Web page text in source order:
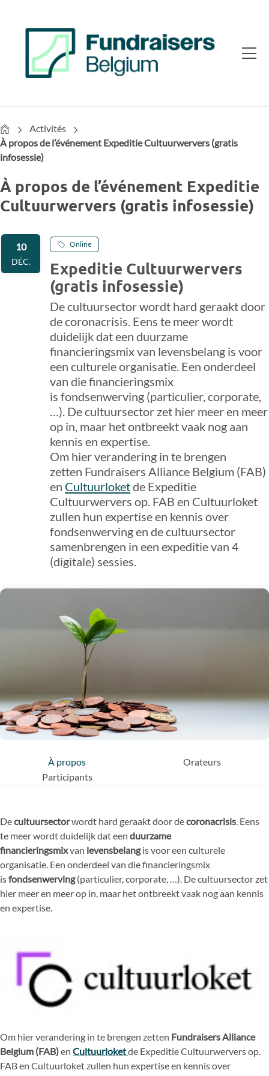
HomeActivités
À propos de l’événement Expeditie Cultuurwervers (gratis
infosessie)
À propos de l’événement Expeditie
Cultuurwervers (gratis infosessie)
10
DÉC.
Online
Expeditie Cultuurwervers
(gratis infosessie)
De cultuursector wordt hard geraakt door
de coronacrisis. Eens te meer wordt
duidelijk dat een duurzame
financieringsmix van levensbelang is voor
een culturele organisatie. Een onderdeel
van die financieringsmix
is fondsenwerving (particulier, corporate,
…). De cultuursector zet hier meer en meer
op in, maar het ontbreekt vaak nog aan
kennis en expertise.
Om hier verandering in te brengen
zetten Fundraisers Alliance Belgium (FAB)
en Cultuurloketde Expeditie
Cultuurwervers op. FAB en Cultuurloket
zullen hun expertise en kennis over
fondsenwerving en de cultuursector
samenbrengen in een expeditie van 4
(digitale) sessies.
À propos
Orateurs
Participants
Decultuursectorwordt hard geraakt door decoronacrisis . Eens
te meer wordt duidelijk dat een duurzame
financieringsmixvan levensbelangis voor een culturele
organisatie. Een onderdeel van die financieringsmix
isfondsenwerving(particulier, corporate, …). De cultuursector zet
hier meer en meer op in, maar het ontbreekt vaak nog aan kennis
en expertise.
Om hier verandering in te brengen zetten Fundraisers Alliance
Belgium (FAB)en Cultuurloketde Expeditie Cultuurwervers op.
FAB en Cultuurloket zullen hun expertise en kennis over